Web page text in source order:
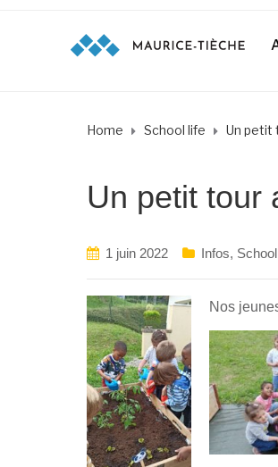
Home School life Un petit
Un petit tour
1 juin 2022 Infos,
Nos